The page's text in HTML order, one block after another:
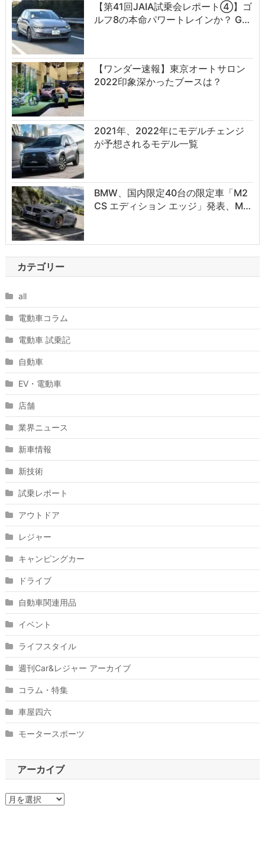
【第41回JAIA試乗会レポート④】ゴ
ルフ8の本命パワートレインか？ G…
【ワンダー速報】東京オートサロン
2022印象深かったブースは？
2021年、2022年にモデルチェンジ
が予想されるモデル一覧
BMW、国内限定40台の限定車「M2
CS エディション エッジ」発表、M…
カテゴリー
all
電動車コラム
電動車 試乗記
自動車
EV・電動車
店舗
業界ニュース
新車情報
新技術
試乗レポート
アウトドア
レジャー
キャンピングカー
ドライブ
自動車関連用品
イベント
ライフスタイル
週刊Car&レジャー アーカイブ
コラム・特集
車屋四六
モータースポーツ
アーカイブ
ア